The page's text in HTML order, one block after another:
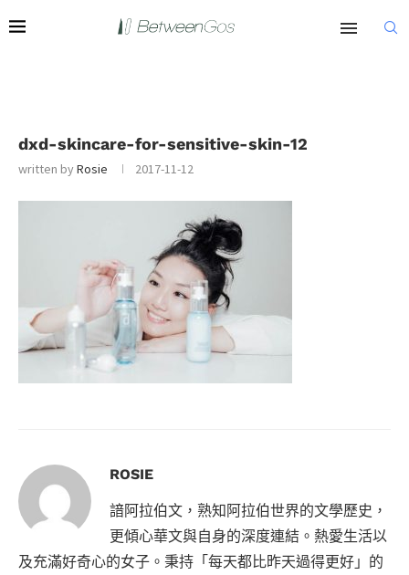
dxd-skincare-for-sensitive-skin-12
written byRosie 2017-11-12
ROSIE
諳阿拉伯文，熟知阿拉伯世界的文學歷史，
更傾心華文與自身的深度連結。熱愛生活以
及充滿好奇心的女子。秉持「每天都比昨天過得更好」的